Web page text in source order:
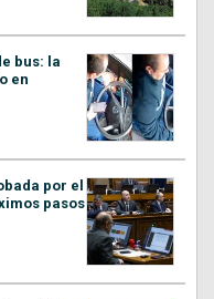
bus: la
en
por el
pasos